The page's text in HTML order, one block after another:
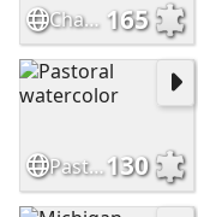
Chameleon pic 165
Pastoral watercolor130